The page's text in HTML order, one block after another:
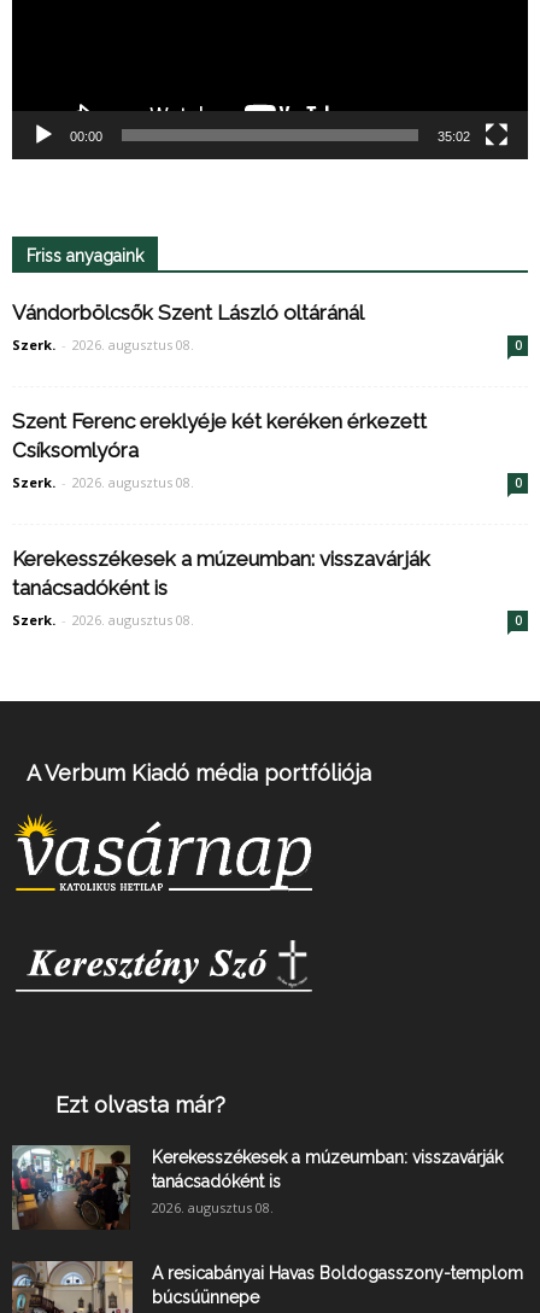
00:00 35:02
Friss anyagaink
Vándorbölcsők Szent László oltáránál
Szerk. - 2026. augusztus 08. 0
Szent Ferenc ereklyéje két keréken érkezett
Csíksomlyóra
Szerk. - 2026. augusztus 08. 0
Kerekesszékesek a múzeumban: visszavárják
tanácsadóként is
Szerk. - 2026. augusztus 08. 0
A Verbum Kiadó média portfóliója
Ezt olvasta már?
Kerekesszékesek a múzeumban: visszavárják
tanácsadóként is
2026. augusztus 08.
A resicabányai Havas Boldogasszony-templom
búcsúünnepe